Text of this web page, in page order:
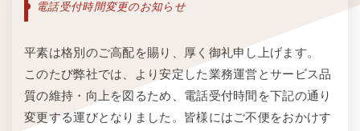
電話受付時間変更のお知らせ
平素は格別のご高配を賜り、厚く御礼申し上げます。
このたび弊社では、より安定した業務運営とサービス品
質の維持・向上を図るため、電話受付時間を下記の通り
変更する運びとなりました。皆様にはご不便をおかけす